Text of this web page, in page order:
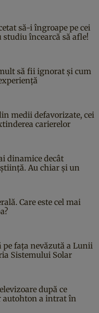
să-i îngroape pe cei
studiu încearcă să afle!
să fii ignorat și cum
medii defavorizate, cei
carierelor
dinamice decât
Au chiar și un
Care este cel mai
pe fața nevăzută a Lunii
Sistemului Solar
după ce
a intrat în